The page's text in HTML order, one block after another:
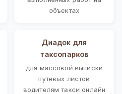
объектах
Диадок для
таксопарков
для массовой выписки
путевых листов
водителям такси онлайн